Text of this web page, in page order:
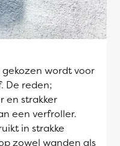
wordt voor
De reden;
en strakker
een verfroller.
in strakke
zowel wanden als